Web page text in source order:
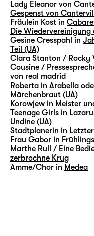
Lady Eleanor von
Gespenst von
Fräulein Kost in
Die Wiedervereinigung
Gesine Cresspahl in
Teil (UA)
Clara Stanton / Rocky
Cousine /
von real madrid
Roberta in Arabella
Märchenbraut (UA)
Korowjew in Meister
Teenage Girls in
Undine (UA)
Stadtplanerin in
Frau Gabor in
Marthe Rull / Eine
zerbrochne Krug
Amme/Chor in Medea